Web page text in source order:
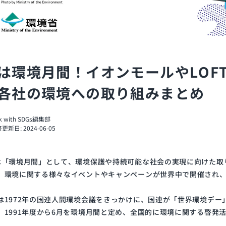
環境月間！イオンモールや
社の環境への取り組みまとめ
with SDGs編集部
更新日: 2024-06-05
環境月間」として、環境保護や持続可能な社会の実現に向けた
環境に関する様々なイベントやキャンペーンが世界中で開催され
1972年の国連人間環境会議をきっかけに、国連が「世界環境デ
1991年度から6月を環境月間と定め、全国的に環境に関する啓発